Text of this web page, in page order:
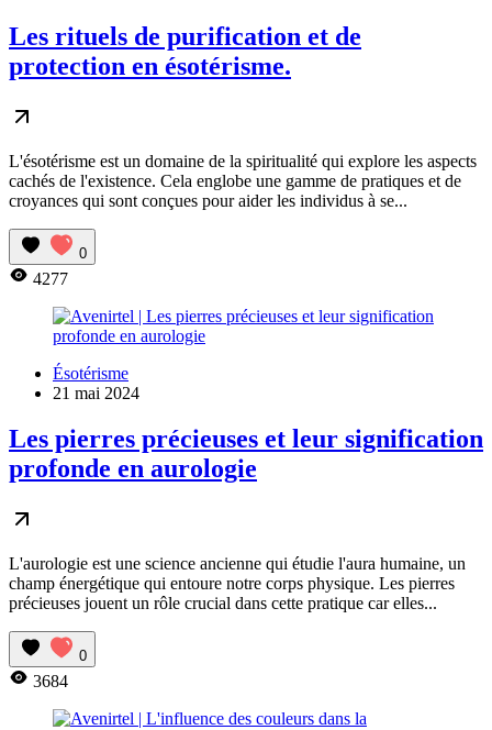
Les rituels de purification et de
protection en ésotérisme.
L'ésotérisme est un domaine de la spiritualité qui explore les aspects
cachés de l'existence. Cela englobe une gamme de pratiques et de
croyances qui sont conçues pour aider les individus à se...
0
4277
Ésotérisme
21 mai 2024
Les pierres précieuses et leur signification
profonde en aurologie
L'aurologie est une science ancienne qui étudie l'aura humaine, un
champ énergétique qui entoure notre corps physique. Les pierres
précieuses jouent un rôle crucial dans cette pratique car elles...
0
3684